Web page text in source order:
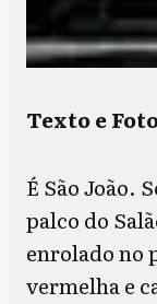
Texto e
É São João.
palco do
enrolado no
vermelha e